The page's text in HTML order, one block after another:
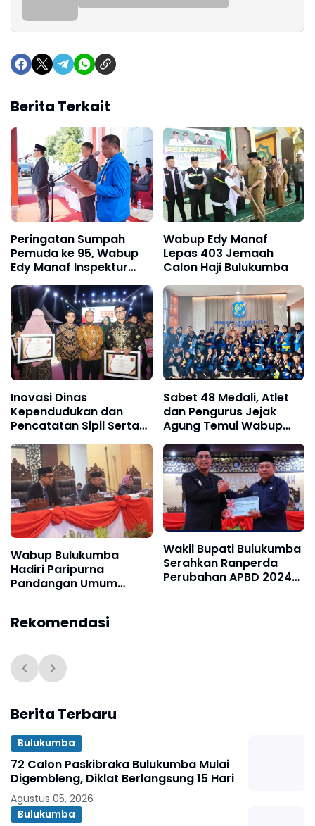
Berita Terkait
Peringatan Sumpah
Pemuda ke 95, Wabup
Edy Manaf Inspektur
Upacara
Wabup Edy Manaf
Lepas 403 Jemaah
Calon Haji Bulukumba
Inovasi Dinas
Kependudukan dan
Pencatatan Sipil Serta
Dinas Perikanan
Bulukumba Masuk Top
30 Inovasi Sulsel
Sabet 48 Medali, Atlet
dan Pengurus Jejak
Agung Temui Wabup
Andi Edy Manaf
Wabup Bulukumba
Hadiri Paripurna
Pandangan Umum
Wakil Bupati Bulukumba
Serahkan Ranperda
Perubahan APBD 2024
Rekomendasi
Berita Terbaru
Bulukumba
72 Calon Paskibraka Bulukumba Mulai
Digembleng, Diklat Berlangsung 15 Hari
Agustus 05, 2026
Bulukumba